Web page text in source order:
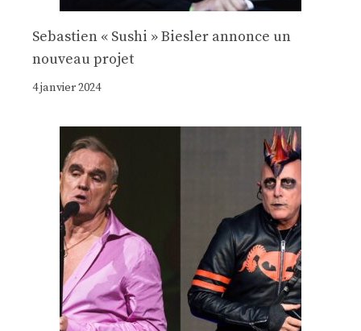
Sebastien « Sushi » Biesler annonce un
nouveau projet
4 janvier 2024